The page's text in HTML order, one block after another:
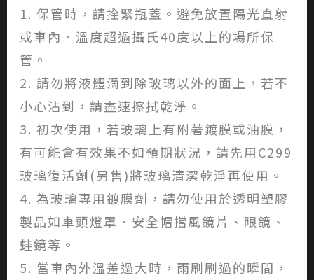
1. 保管時，請拴緊瓶蓋。避免放置陽光直射
或車內、溫度超過攝氏40度以上的場所保
管。
2. 請勿將液體滴到除玻璃以外的面上，若不
小心沾到，請盡速擦拭乾淨。
3. 初次使用，若玻璃上有附著鍍膜或油膜，
有可能會有效果不如預期狀況，請先用C299
玻璃復活劑(另售)將玻璃清潔乾淨再使用。
4. 為玻璃專用鍍膜劑，請勿使用於透明塑膠
製品如車頭燈罩、安全帽擋風鏡片、眼鏡、
蛙鏡等。
5. 當車內外溫差過大時，雨刷刷過的瞬間，